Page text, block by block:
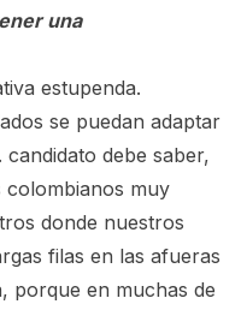
una
estupenda.
se puedan adaptar
debe saber,
colombianos muy
donde nuestros
filas en las afueras
porque en muchas de